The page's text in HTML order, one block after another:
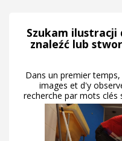
Szukam ilustracji
znaleźć lub
Dans un premier
images et d'y
recherche par mots clés